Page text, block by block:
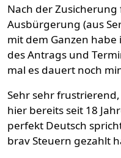
Nach der
Ausbürgerung (aus
mit dem Ganzen habe
des Antrags und
mal es dauert noch
Sehr sehr
hier bereits seit 18
perfekt Deutsch
brav Steuern gezahlt